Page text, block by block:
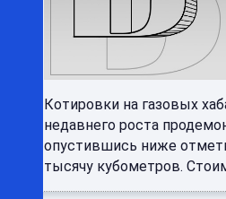
Котировки на газовых
недавнего роста
опустившись ниже
тысячу кубометров.